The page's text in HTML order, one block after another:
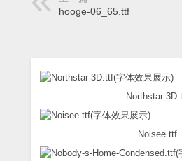
hooge-06_65.ttf
Northstar-
Noisee.ttf